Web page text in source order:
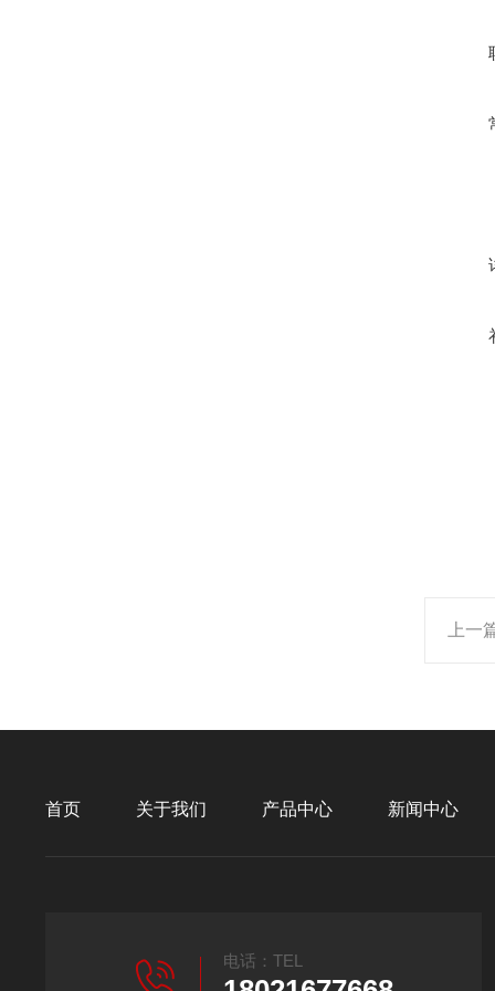
上一
首页 关于我们 产品中心 新闻中心
电话：TEL